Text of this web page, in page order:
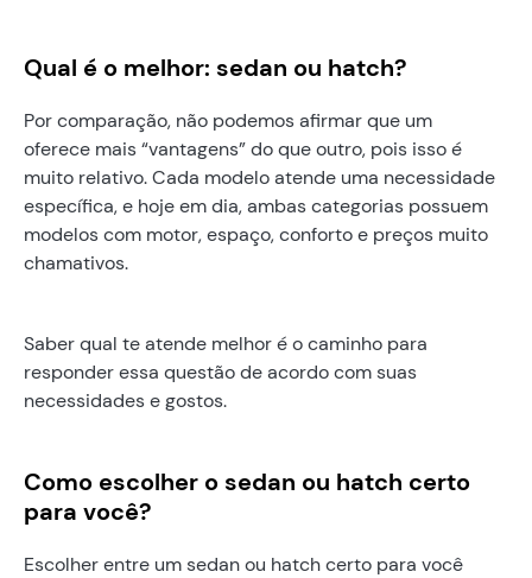
Qual é o melhor: sedan ou hatch?
Por comparação, não podemos afirmar que um
oferece mais “vantagens” do que outro, pois isso é
muito relativo. Cada modelo atende uma necessidade
específica, e hoje em dia, ambas categorias possuem
modelos com motor, espaço, conforto e preços muito
chamativos.
Saber qual te atende melhor é o caminho para
responder essa questão de acordo com suas
necessidades e gostos.
Como escolher o sedan ou hatch certo
para você?
Escolher entre um sedan ou hatch certo para você